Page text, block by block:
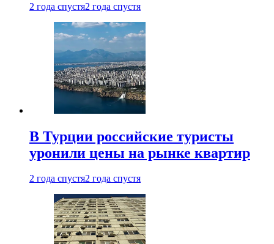
2 года спустя2 года спустя
В Турции российские туристы
уронили цены на рынке квартир
2 года спустя2 года спустя